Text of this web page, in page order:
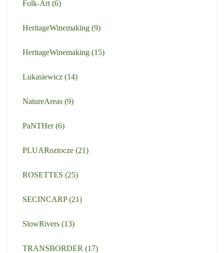
Folk-Art (6)
HeritageWinemaking (9)
HeritageWinemaking (15)
Lukasiewicz (14)
NatureAreas (9)
PaNTHer(6)
PLUARoztocze (21)
ROSETTES (25)
SECINCARP(21)
SlowRivers (13)
TRANSBORDER (17)